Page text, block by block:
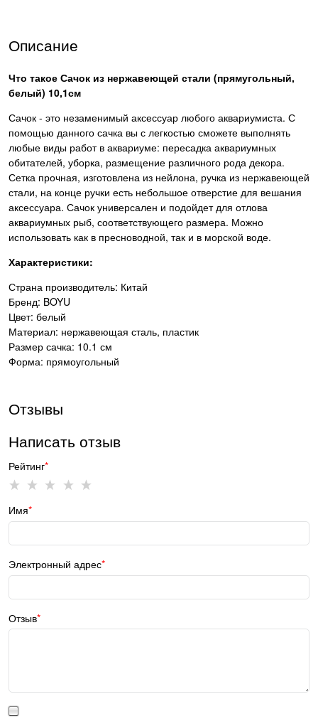
Описание
Что такое Сачок из нержавеющей стали (прямугольный,
белый) 10,1см
Сачок - это незаменимый аксессуар любого аквариумиста. С
помощью данного сачка вы с легкостью сможете выполнять
любые виды работ в аквариуме: пересадка аквариумных
обитателей, уборка, размещение различного рода декора.
Сетка прочная, изготовлена из нейлона, ручка из нержавеющей
стали, на конце ручки есть небольшое отверстие для вешания
аксессуара. Сачок универсален и подойдет для отлова
аквариумных рыб, соответствующего размера. Можно
использовать как в пресноводной, так и в морской воде.
Характеристики:
Страна производитель: Китай
Бренд: BOYU
Цвет: белый
Материал: нержавеющая сталь, пластик
Размер сачка: 10.1 см
Форма: прямоугольный
Отзывы
Написать отзыв
Рейтинг
Имя
Электронный адрес
Отзыв